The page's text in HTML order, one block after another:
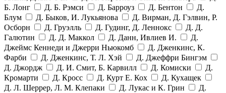
Б. Лонг
Д. Б. Рэмси Д. Барроуз Д. Бентон
Д.
Блум
Д. Быков, И. Лукьянова
Д. Вирман, Д. Гэлвин, Р.
Осборн
Д. Груэлль Д. Гудинг, Д. Леннокс
Д. Д.
Галютин
Д. Д. Маккол Д. Данн, Ивлиев И.
Д.
Джеймс Кеннеди и Джерри Ньюкомб
Д. Дженкинс, К.
Фарби
Д. Дженкинс, Т. Л. Хэй
Д. Джеффри Бингэм
Д. Джордж
Д. И. Смит, Б. Карвилл Д. Комиски
Д.
Кромарти
Д. Кросс Д. Курт Е. Кох
Д. Кухащек
Д. Л. Шеррер, Л. М. Клепаки
Д. Лукас и К. Грин
Д.